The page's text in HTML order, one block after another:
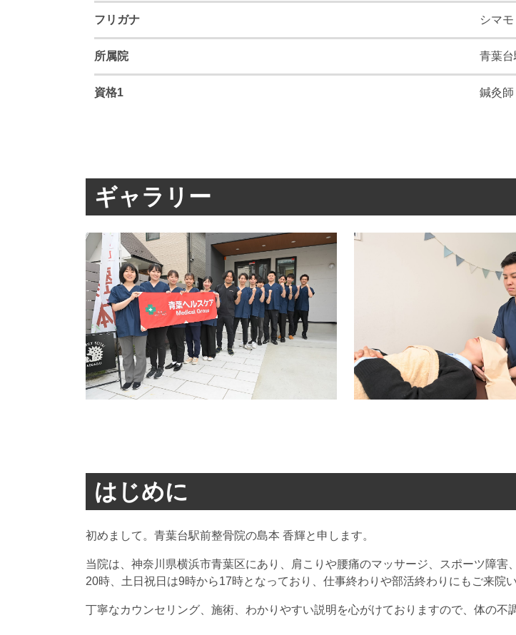
フリガナ シマ
所属院 青葉
資格1 鍼灸師
ギャラリー
はじめに
初めまして。青葉台駅前整骨院の島本 香輝と申します。
当院は、神奈川県横浜市青葉区にあり、肩こりや腰痛のマッサージ、スポーツ障
20時、土日祝日は9時から17時となっており、仕事終わりや部活終わりにもご来院い
丁寧なカウンセリング、施術、わかりやすい説明を心がけておりますので、体の不